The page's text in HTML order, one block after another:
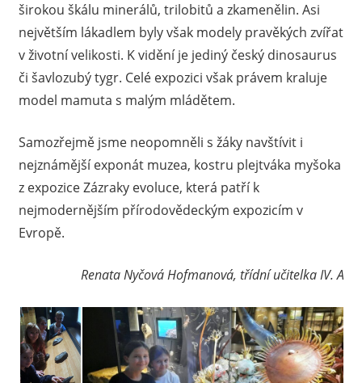
širokou škálu minerálů, trilobitů a zkamenělin. Asi
největším lákadlem byly však modely pravěkých zvířat
v životní velikosti. K vidění je jediný český dinosaurus
či šavlozubý tygr. Celé expozici však právem kraluje
model mamuta s malým mládětem.
Samozřejmě jsme neopomněli s žáky navštívit i
nejznámější exponát muzea, kostru plejtváka myšoka
z expozice Zázraky evoluce, která patří k
nejmodernějším přírodovědeckým expozicím v
Evropě.
Renata Nyčová Hofmanová, třídní učitelka IV. A